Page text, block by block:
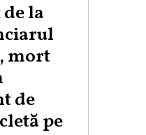
la
mort
de
pe